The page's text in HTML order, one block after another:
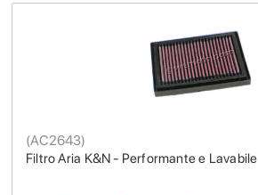
Filtro Aria K&N - Performante e Lavabile
(AC2643)